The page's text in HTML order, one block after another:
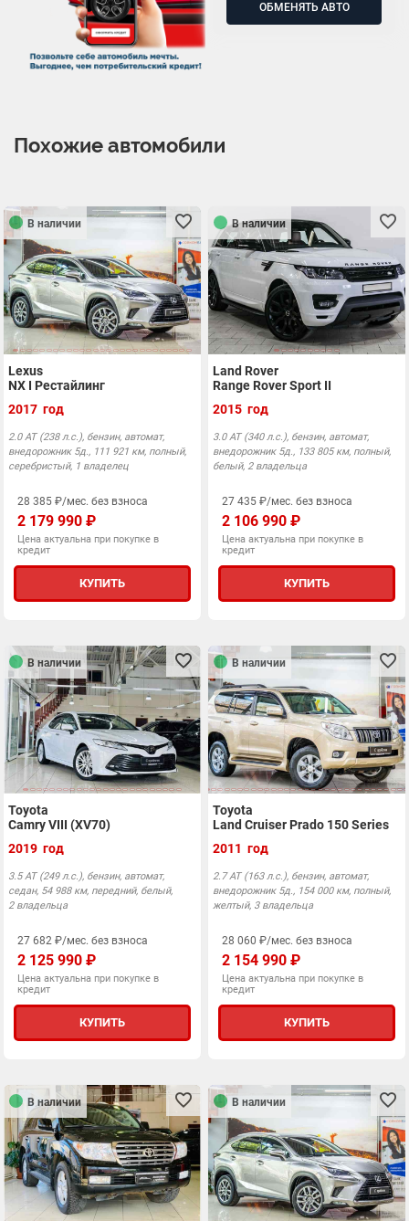
ОБМЕНЯТЬ АВТО
Похожие автомобили
В наличии
Lexus
NX I Рестайлинг
2017 год
2.0 АТ (238 л.с.), бензин, автомат,
внедорожник 5д., 111 921 км, полный,
серебристый, 1 владелец
28 385 ₽/мес. без взноса
2 179 990 ₽
Цена актуальна при покупке в
кредит
КУПИТЬ
В наличии
Land Rover
Range Rover Sport II
2015 год
3.0 АТ (340 л.с.), бензин, автомат,
внедорожник 5д., 133 805 км, полный,
белый, 2 владельца
27 435 ₽/мес. без взноса
2 106 990 ₽
Цена актуальна при покупке в
кредит
КУПИТЬ
В наличии
Toyota
Camry VIII (XV70)
2019 год
3.5 АТ (249 л.с.), бензин, автомат,
седан, 54 988 км, передний, белый,
2 владельца
27 682 ₽/мес. без взноса
2 125 990 ₽
Цена актуальна при покупке в
кредит
КУПИТЬ
В наличии
Toyota
Land Cruiser Prado 150 Series
2011 год
2.7 АТ (163 л.с.), бензин, автомат,
внедорожник 5д., 154 000 км, полный,
желтый, 3 владельца
28 060 ₽/мес. без взноса
2 154 990 ₽
Цена актуальна при покупке в
кредит
КУПИТЬ
В наличии В наличии